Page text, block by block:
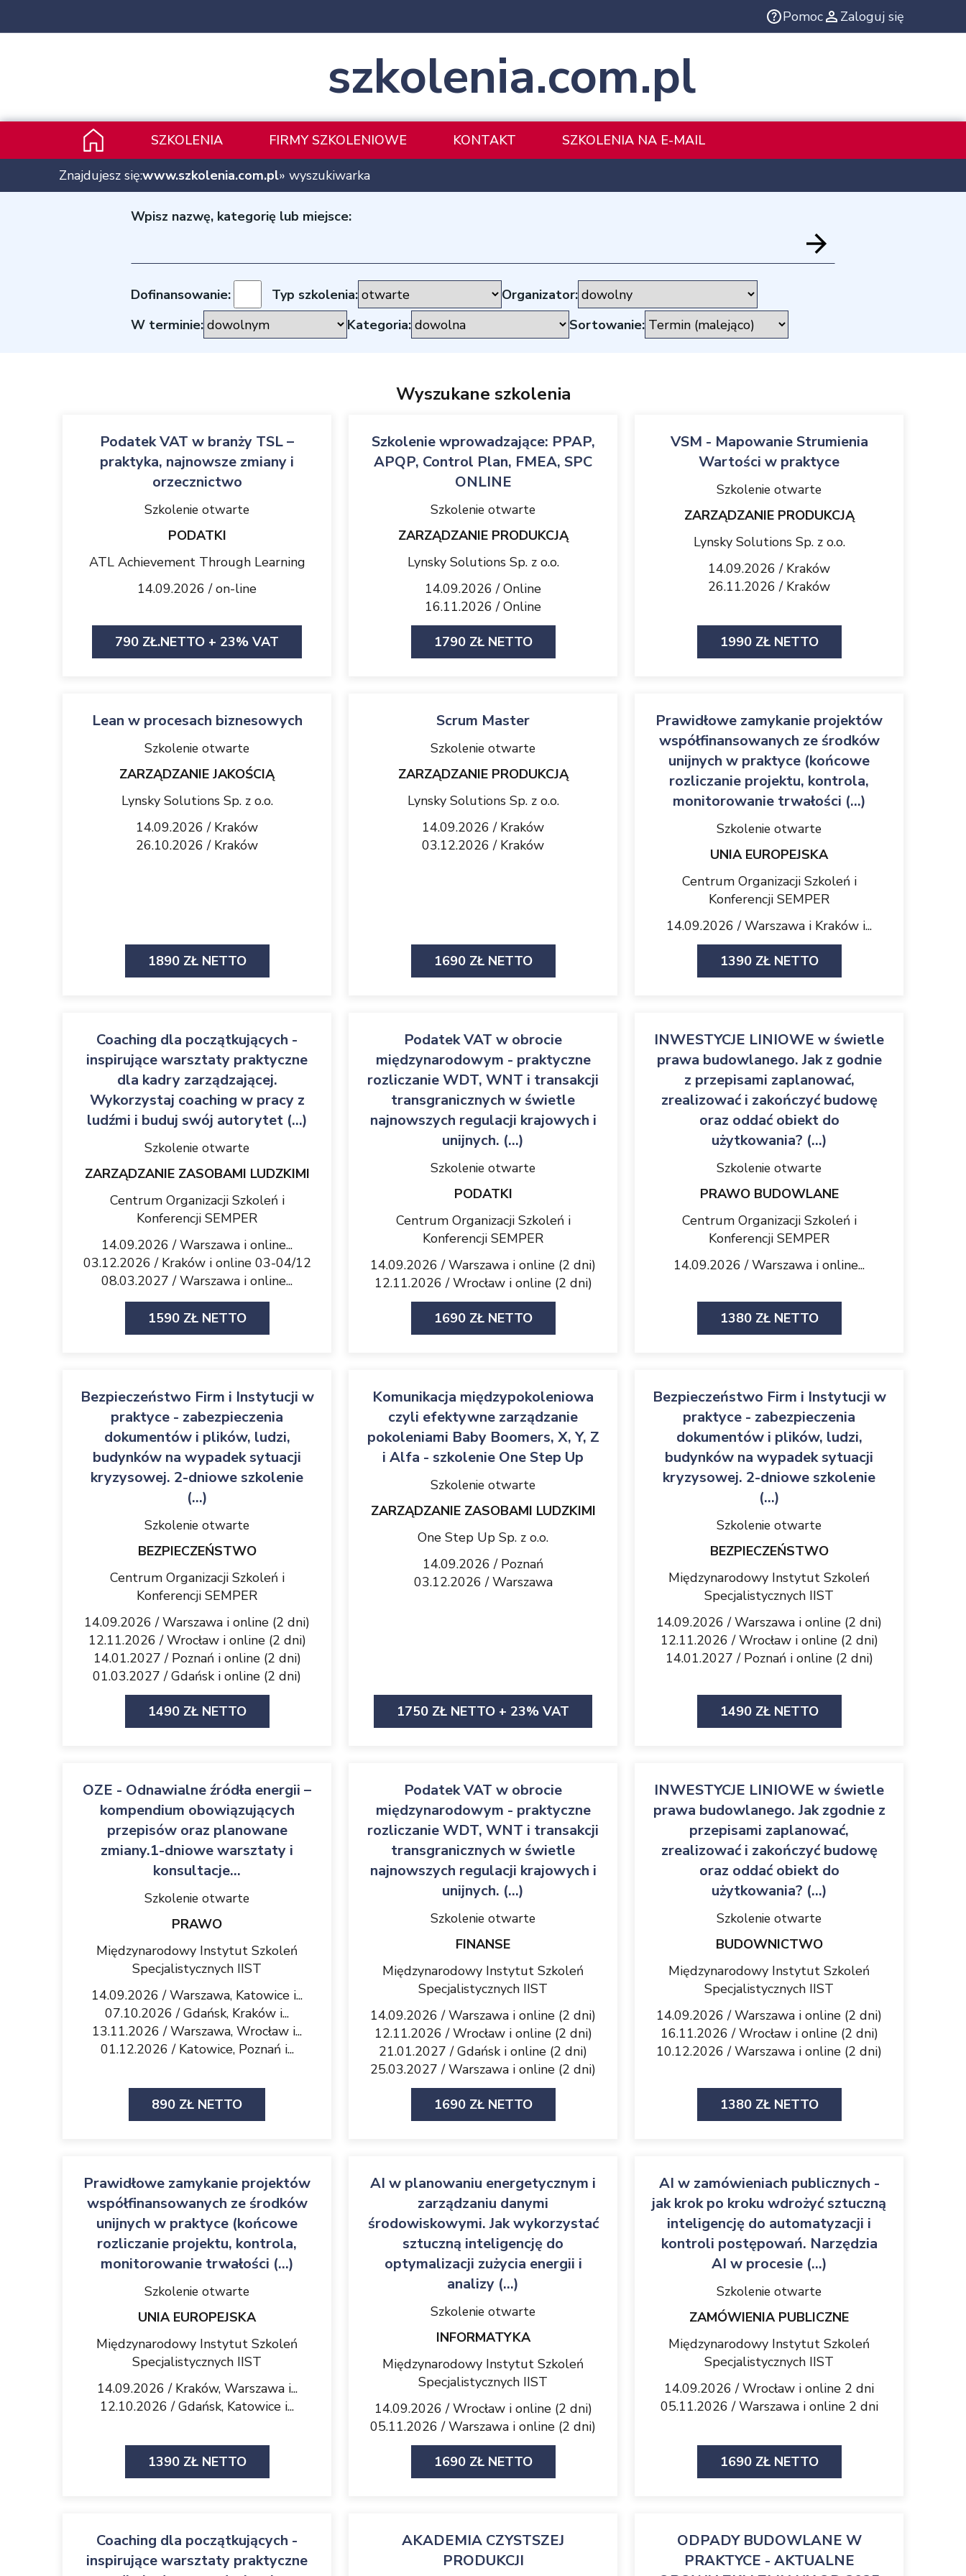
Pomoc Zaloguj się
szkolenia.com.pl
SZKOLENIA FIRMY SZKOLENIOWE KONTAKT SZKOLENIA NA E-MAIL
Znajdujesz się:www.szkolenia.com.pl» wyszukiwarka
Wpisz nazwę, kategorię lub miejsce:
Dofinansowanie: Typ szkolenia:
Organizator:
W terminie:
Kategoria: Sortowanie:
Wyszukane szkolenia
Podatek VAT w branży TSL –
praktyka, najnowsze zmiany i
orzecznictwo
Szkolenie otwarte
PODATKI
ATL Achievement Through Learning
14.09.2026 / on-line
790 ZŁ.NETTO + 23% VAT
Szkolenie wprowadzające: PPAP,
APQP, Control Plan, FMEA, SPC
ONLINE
Szkolenie otwarte
ZARZĄDZANIE PRODUKCJĄ
Lynsky Solutions Sp. z o.o.
14.09.2026 / Online
16.11.2026 / Online
1790 ZŁ NETTO
VSM - Mapowanie Strumienia
Wartości w praktyce
Szkolenie otwarte
ZARZĄDZANIE PRODUKCJĄ
Lynsky Solutions Sp. z o.o.
14.09.2026 / Kraków
26.11.2026 / Kraków
1990 ZŁ NETTO
Lean w procesach biznesowych
Szkolenie otwarte
ZARZĄDZANIE JAKOŚCIĄ
Lynsky Solutions Sp. z o.o.
14.09.2026 / Kraków
26.10.2026 / Kraków
1890 ZŁ NETTO
Scrum Master
Szkolenie otwarte
ZARZĄDZANIE PRODUKCJĄ
Lynsky Solutions Sp. z o.o.
14.09.2026 / Kraków
03.12.2026 / Kraków
1690 ZŁ NETTO
Prawidłowe zamykanie projektów
współfinansowanych ze środków
unijnych w praktyce (końcowe
rozliczanie projektu, kontrola,
monitorowanie trwałości (...)
Szkolenie otwarte
UNIA EUROPEJSKA
Centrum Organizacji Szkoleń i
Konferencji SEMPER
14.09.2026 / Warszawa i Kraków i...
1390 ZŁ NETTO
Coaching dla początkujących -
inspirujące warsztaty praktyczne
dla kadry zarządzającej.
Wykorzystaj coaching w pracy z
ludźmi i buduj swój autorytet (...)
Szkolenie otwarte
ZARZĄDZANIE ZASOBAMI LUDZKIMI
Centrum Organizacji Szkoleń i
Konferencji SEMPER
14.09.2026 / Warszawa i online...
03.12.2026 / Kraków i online 03-04/12
08.03.2027 / Warszawa i online...
1590 ZŁ NETTO
Podatek VAT w obrocie
międzynarodowym - praktyczne
rozliczanie WDT, WNT i transakcji
transgranicznych w świetle
najnowszych regulacji krajowych i
unijnych. (...)
Szkolenie otwarte
PODATKI
Centrum Organizacji Szkoleń i
Konferencji SEMPER
14.09.2026 / Warszawa i online (2 dni)
12.11.2026 / Wrocław i online (2 dni)
1690 ZŁ NETTO
INWESTYCJE LINIOWE w świetle
prawa budowlanego. Jak z godnie
z przepisami zaplanować,
zrealizować i zakończyć budowę
oraz oddać obiekt do
użytkowania? (...)
Szkolenie otwarte
PRAWO BUDOWLANE
Centrum Organizacji Szkoleń i
Konferencji SEMPER
14.09.2026 / Warszawa i online...
1380 ZŁ NETTO
Bezpieczeństwo Firm i Instytucji w
praktyce - zabezpieczenia
dokumentów i plików, ludzi,
budynków na wypadek sytuacji
kryzysowej. 2-dniowe szkolenie
(...)
Szkolenie otwarte
BEZPIECZEŃSTWO
Centrum Organizacji Szkoleń i
Konferencji SEMPER
14.09.2026 / Warszawa i online (2 dni)
12.11.2026 / Wrocław i online (2 dni)
14.01.2027 / Poznań i online (2 dni)
01.03.2027 / Gdańsk i online (2 dni)
1490 ZŁ NETTO
Komunikacja międzypokoleniowa
czyli efektywne zarządzanie
pokoleniami Baby Boomers, X, Y, Z
i Alfa - szkolenie One Step Up
Szkolenie otwarte
ZARZĄDZANIE ZASOBAMI LUDZKIMI
One Step Up Sp. z o.o.
14.09.2026 / Poznań
03.12.2026 / Warszawa
1750 ZŁ NETTO + 23% VAT
Bezpieczeństwo Firm i Instytucji w
praktyce - zabezpieczenia
dokumentów i plików, ludzi,
budynków na wypadek sytuacji
kryzysowej. 2-dniowe szkolenie
(...)
Szkolenie otwarte
BEZPIECZEŃSTWO
Międzynarodowy Instytut Szkoleń
Specjalistycznych IIST
14.09.2026 / Warszawa i online (2 dni)
12.11.2026 / Wrocław i online (2 dni)
14.01.2027 / Poznań i online (2 dni)
1490 ZŁ NETTO
OZE - Odnawialne źródła energii –
kompendium obowiązujących
przepisów oraz planowane
zmiany.1-dniowe warsztaty i
konsultacje...
Szkolenie otwarte
PRAWO
Międzynarodowy Instytut Szkoleń
Specjalistycznych IIST
14.09.2026 / Warszawa, Katowice i...
07.10.2026 / Gdańsk, Kraków i...
13.11.2026 / Warszawa, Wrocław i...
01.12.2026 / Katowice, Poznań i...
890 ZŁ NETTO
Podatek VAT w obrocie
międzynarodowym - praktyczne
rozliczanie WDT, WNT i transakcji
transgranicznych w świetle
najnowszych regulacji krajowych i
unijnych. (...)
Szkolenie otwarte
FINANSE
Międzynarodowy Instytut Szkoleń
Specjalistycznych IIST
14.09.2026 / Warszawa i online (2 dni)
12.11.2026 / Wrocław i online (2 dni)
21.01.2027 / Gdańsk i online (2 dni)
25.03.2027 / Warszawa i online (2 dni)
1690 ZŁ NETTO
INWESTYCJE LINIOWE w świetle
prawa budowlanego. Jak zgodnie z
przepisami zaplanować,
zrealizować i zakończyć budowę
oraz oddać obiekt do
użytkowania? (...)
Szkolenie otwarte
BUDOWNICTWO
Międzynarodowy Instytut Szkoleń
Specjalistycznych IIST
14.09.2026 / Warszawa i online (2 dni)
16.11.2026 / Wrocław i online (2 dni)
10.12.2026 / Warszawa i online (2 dni)
1380 ZŁ NETTO
Prawidłowe zamykanie projektów
współfinansowanych ze środków
unijnych w praktyce (końcowe
rozliczanie projektu, kontrola,
monitorowanie trwałości (...)
Szkolenie otwarte
UNIA EUROPEJSKA
Międzynarodowy Instytut Szkoleń
Specjalistycznych IIST
14.09.2026 / Kraków, Warszawa i...
12.10.2026 / Gdańsk, Katowice i...
1390 ZŁ NETTO
AI w planowaniu energetycznym i
zarządzaniu danymi
środowiskowymi. Jak wykorzystać
sztuczną inteligencję do
optymalizacji zużycia energii i
analizy (...)
Szkolenie otwarte
INFORMATYKA
Międzynarodowy Instytut Szkoleń
Specjalistycznych IIST
14.09.2026 / Wrocław i online (2 dni)
05.11.2026 / Warszawa i online (2 dni)
1690 ZŁ NETTO
AI w zamówieniach publicznych -
jak krok po kroku wdrożyć sztuczną
inteligencję do automatyzacji i
kontroli postępowań. Narzędzia
AI w procesie (...)
Szkolenie otwarte
ZAMÓWIENIA PUBLICZNE
Międzynarodowy Instytut Szkoleń
Specjalistycznych IIST
14.09.2026 / Wrocław i online 2 dni
05.11.2026 / Warszawa i online 2 dni
1690 ZŁ NETTO
Coaching dla początkujących -
inspirujące warsztaty praktyczne
AKADEMIA CZYSTSZEJ
PRODUKCJI
ODPADY BUDOWLANE W
PRAKTYCE - AKTUALNE